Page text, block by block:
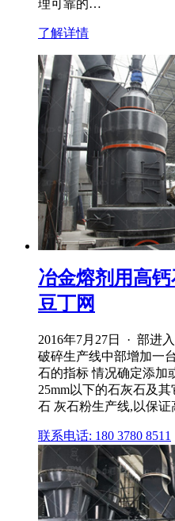
理可靠的…
了解详情
冶金熔剂用高
豆丁网
2016年7月27日 · 部进
破碎生产线中部增加一
石的指标 情况确定添加
25mm以下的石灰石及
石 灰石粉生产线,以保
联系电话: 180 3780 8511